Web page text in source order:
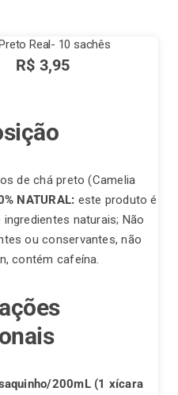
de compra
Real- 10 sachês
R$ 3,95
de chá preto (Camelia
NATURAL: este produto é
naturais; Não
ou conservantes, não
contém cafeína.
200mL (1 xícara